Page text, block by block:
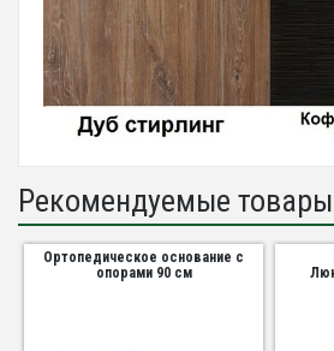
Рекомендуемые товары
Ортопедическое основание с
опорами 90 см